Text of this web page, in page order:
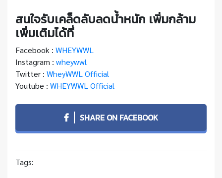
สนใจรับเคล็ดลับลดน้ำหนัก เพิ่มกล้าม
เพิ่มเติมได้ที่
Facebook : WHEYWWL
Instagram : wheywwl
Twitter : WheyWWL Official
Youtube : WHEYWWL Official
SHARE ON FACEBOOK
Tags: